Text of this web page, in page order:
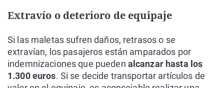
Extravío o deterioro de equipaje
Si las maletas sufren daños, retrasos o se
extravían, los pasajeros están amparados por
indemnizaciones que pueden alcanzar hasta los
1.300 euros. Si se decide transportar artículos de